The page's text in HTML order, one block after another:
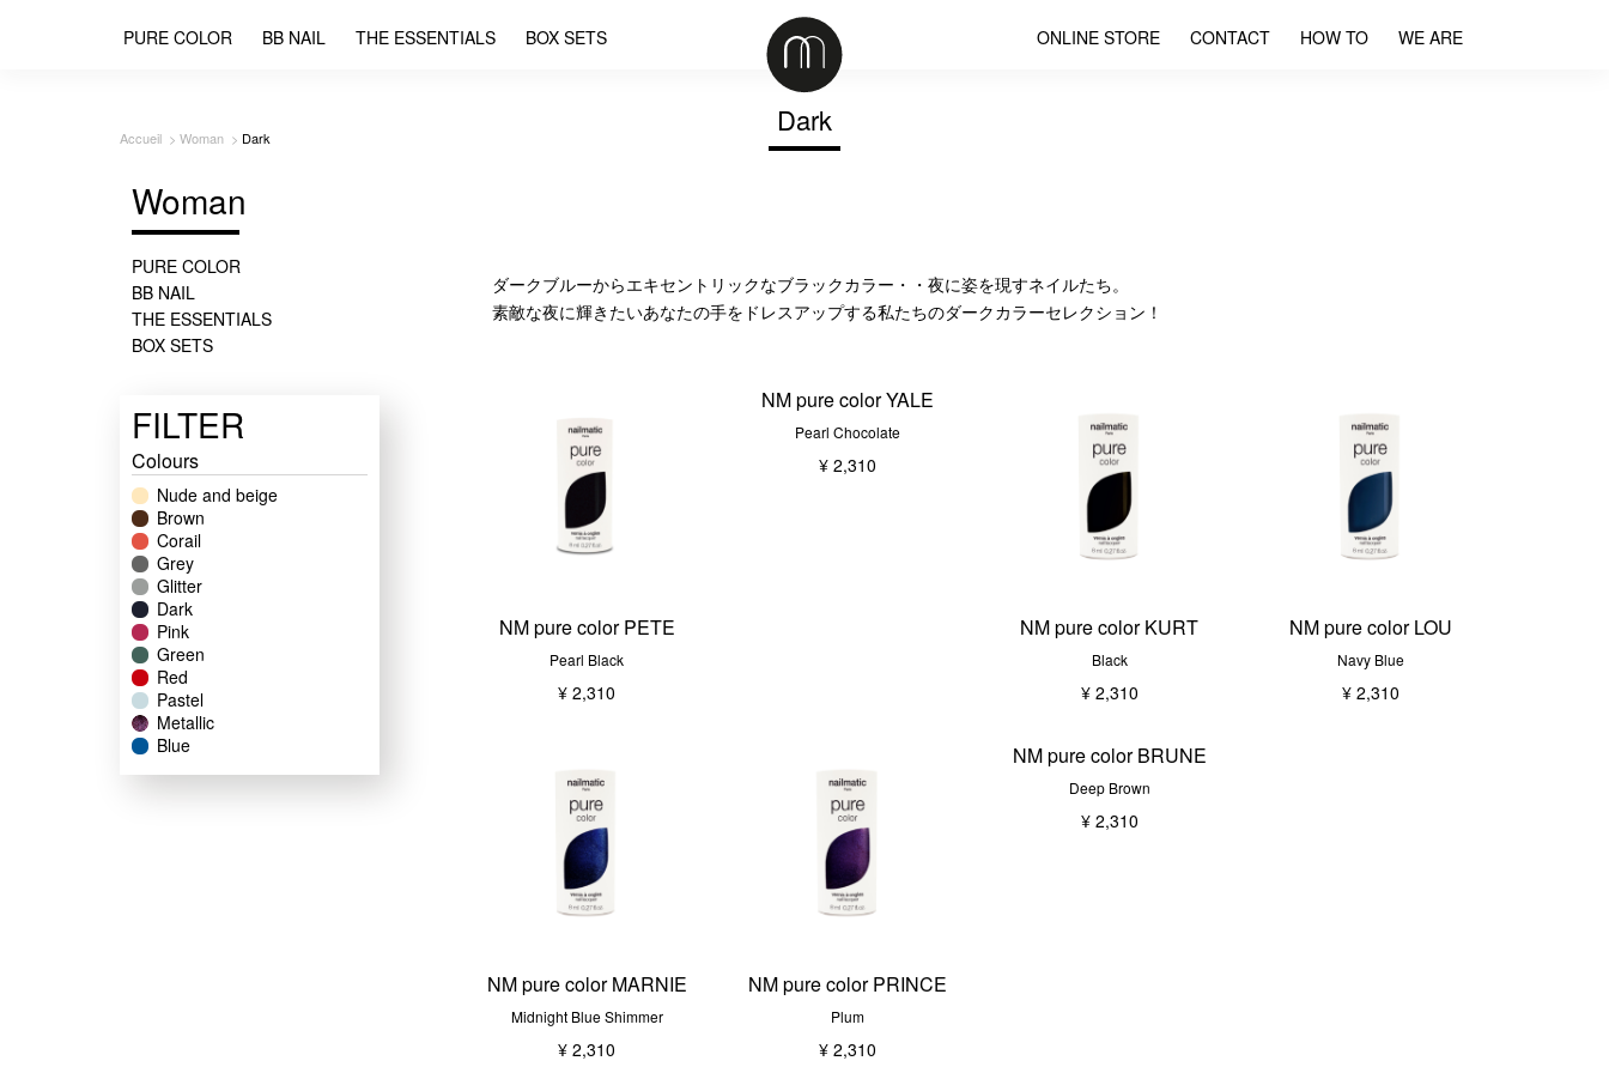
PURE COLOR BB NAIL THE ESSENTIALS BOX SETS WE ARE
HOW TO
CONTACT
ONLINE STORE
Accueil Woman Dark
Woman
PURE COLOR
BB NAIL
THE ESSENTIALS
BOX SETS
FILTER
Colours
Nude and beige
Brown
Corail
Grey
Glitter
Dark
Pink
Green
Red
Pastel
Metallic
Blue
Dark
ダークブルーからエキセントリックなブラックカラー・・夜に姿を現すネイルたち。
素敵な夜に輝きたいあなたの手をドレスアップする私たちのダークカラーセレクション！
NM pure color PETE
Pearl Black
¥ 2,310
NM pure color YALE
Pearl Chocolate
¥ 2,310
NM pure color KURT
Black
¥ 2,310
NM pure color LOU
Navy Blue
¥ 2,310
NM pure color MARNIE
Midnight Blue Shimmer
¥ 2,310
NM pure color PRINCE
Plum
¥ 2,310
NM pure color BRUNE
Deep Brown
¥ 2,310